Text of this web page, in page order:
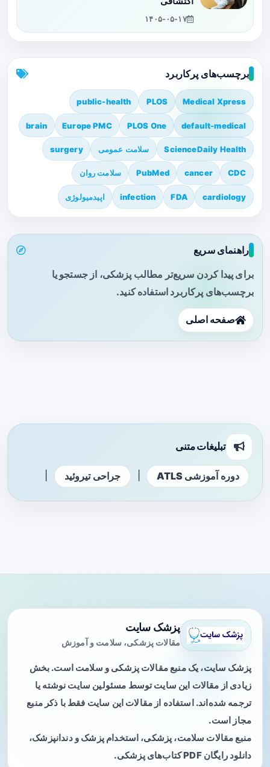
۱۴۰۵-۰۵-۱۷
برچسب‌های پرکاربرد
Medical Xpress
PLOS
public-health
default-medical
PLOS One
Europe PMC
brain
ScienceDaily Health سلامت عمومی surgery
CDC
cancer
PubMed سلامت روان
cardiology
FDA
infection اپیدمیولوژی
راهنمای سریع
برای پیدا کردن سریع‌تر مطالب پزشکی، از جستجو یا
برچسب‌های پرکاربرد استفاده کنید.
صفحه اصلی
تبلیغات متنی
دوره آموزشی ATLS جراحی تیروئید
پزشک سایت
مقالات پزشکی، سلامت و آموزش
پزشک سایت، یک منبع مقالات پزشکی و سلامت است. بخش
زیادی از مقالات این سایت توسط مسئولین سایت نوشته یا
ترجمه شده‌اند. استفاده از مقالات این سایت فقط با ذکر منبع
مجاز است.
منبع مقالات سلامت، پزشکی، استخدام پزشک و دندانپزشک،
دانلود رایگان PDF کتاب‌های پزشکی.